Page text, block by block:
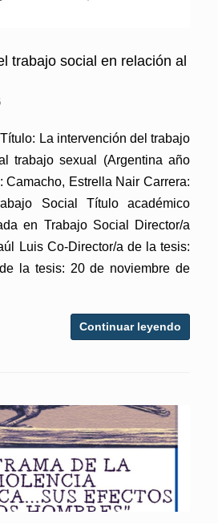
trabajo social en relación al
La intervención del trabajo
trabajo sexual (Argentina año
Camacho, Estrella Nair Carrera:
Social Título académico
en Trabajo Social Director/a
Luis Co-Director/a de la tesis:
la tesis: 20 de noviembre de
Continuar leyendo